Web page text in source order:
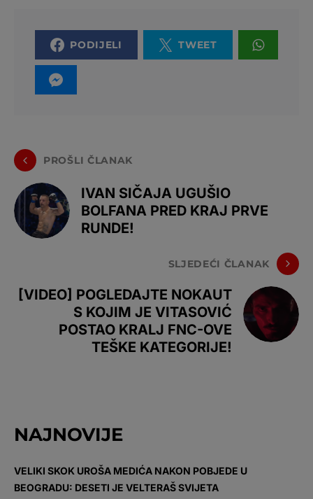
PODIJELI TWEET
PROŠLI ČLANAK
IVAN SIČAJA UGUŠIO
BOLFANA PRED KRAJ PRVE
RUNDE!
SLJEDEĆI ČLANAK
[VIDEO] POGLEDAJTE NOKAUT
S KOJIM JE VITASOVIĆ
POSTAO KRALJ FNC-OVE
TEŠKE KATEGORIJE!
NAJNOVIJE
VELIKI SKOK UROŠA MEDIĆA NAKON POBJEDE U
BEOGRADU: DESETI JE VELTERAŠ SVIJETA